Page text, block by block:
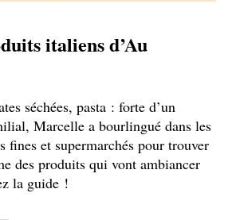
italiens d’Au
séchées, pasta : forte d’un
Marcelle a bourlingué dans les
fines et supermarchés pour trouver
des produits qui vont ambiancer
la guide !